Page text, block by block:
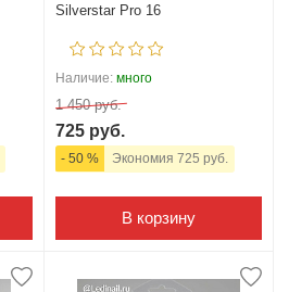
Silverstar Pro 16
Наличие: много
1 450 руб.
725 руб.
- 50 % Экономия 725 руб.
В корзину